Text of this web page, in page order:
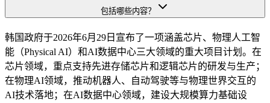
包括哪些内容？
韩国政府于2026年6月29日宣布了一项涵盖芯片、物理人工智
能（Physical AI）和AI数据中心三大领域的重大项目计划。在
芯片领域，重点支持先进存储芯片和逻辑芯片的研发与生产；
在物理AI领域，推动机器人、自动驾驶等与物理世界交互的
AI技术落地；在AI数据中心领域，建设大规模算力基础设